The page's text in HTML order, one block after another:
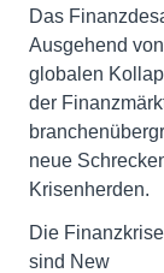
Das
Ausgehend
globalen
der
neue
Krisenherden.
Die
sind New